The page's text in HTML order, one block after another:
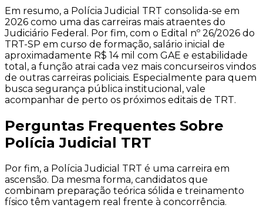
Em resumo, a Polícia Judicial TRT consolida-se em
2026 como uma das carreiras mais atraentes do
Judiciário Federal. Por fim, com o Edital nº 26/2026 do
TRT-SP em curso de formação, salário inicial de
aproximadamente R$ 14 mil com GAE e estabilidade
total, a função atrai cada vez mais concurseiros vindos
de outras carreiras policiais. Especialmente para quem
busca segurança pública institucional, vale
acompanhar de perto os próximos editais de TRT.
Perguntas Frequentes Sobre
Polícia Judicial TRT
Por fim, a Polícia Judicial TRT é uma carreira em
ascensão. Da mesma forma, candidatos que
combinam preparação teórica sólida e treinamento
físico têm vantagem real frente à concorrência.